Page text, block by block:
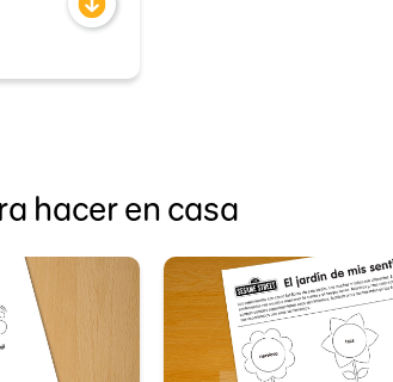
hacer en casa